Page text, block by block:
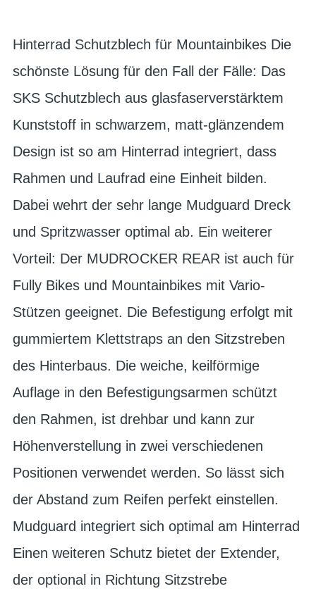
Hinterrad Schutzblech für Mountainbikes Die
schönste Lösung für den Fall der Fälle: Das
SKS Schutzblech aus glasfaserverstärktem
Kunststoff in schwarzem, matt-glänzendem
Design ist so am Hinterrad integriert, dass
Rahmen und Laufrad eine Einheit bilden.
Dabei wehrt der sehr lange Mudguard Dreck
und Spritzwasser optimal ab. Ein weiterer
Vorteil: Der MUDROCKER REAR ist auch für
Fully Bikes und Mountainbikes mit Vario-
Stützen geeignet. Die Befestigung erfolgt mit
gummiertem Klettstraps an den Sitzstreben
des Hinterbaus. Die weiche, keilförmige
Auflage in den Befestigungsarmen schützt
den Rahmen, ist drehbar und kann zur
Höhenverstellung in zwei verschiedenen
Positionen verwendet werden. So lässt sich
der Abstand zum Reifen perfekt einstellen.
Mudguard integriert sich optimal am Hinterrad
Einen weiteren Schutz bietet der Extender,
der optional in Richtung Sitzstrebe